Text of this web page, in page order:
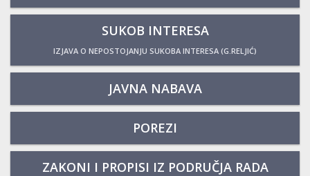
SUKOB INTERESA
IZJAVA O NEPOSTOJANJU SUKOBA INTERESA (G.RELJIĆ)
JAVNA NABAVA
POREZI
ZAKONI I PROPISI IZ PODRUČJA RADA